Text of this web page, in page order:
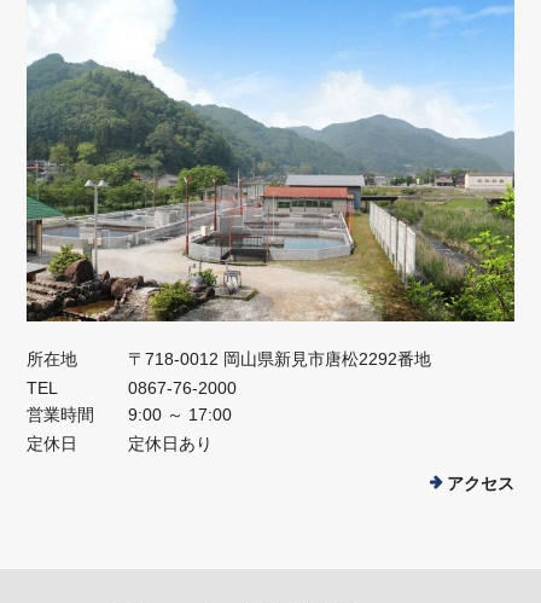
所在地
〒718-0012 岡山県新見市唐松2292番地
TEL
0867-76-2000
営業時間
9:00 ～ 17:00
定休日
定休日あり
アクセス